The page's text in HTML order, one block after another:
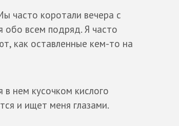
часто коротали вечера с
обо всем подряд. Я часто
как оставленные кем-то на
нем кусочком кислого
и ищет меня глазами.